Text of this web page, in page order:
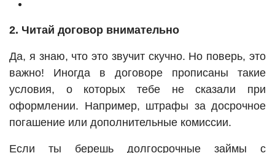
2. Читай договор внимательно
Да, я знаю, что это звучит скучно. Но поверь, это
важно! Иногда в договоре прописаны такие
условия, о которых тебе не сказали при
оформлении. Например, штрафы за досрочное
погашение или дополнительные комиссии.
Если ты берешь долгосрочные займы с